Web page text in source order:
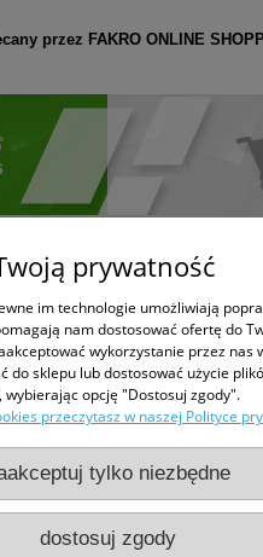
przez FAKRO ONLINE
PHUP FUGAZI
prywatność
im technologie umożliwiają
nam dostosować ofertę do
wykorzystanie przez nas
do sklepu lub dostosować użycie
opcję "Dostosuj zgody".
przeczytasz w naszej Polityce
tylko niezbędne
dostosuj zgody